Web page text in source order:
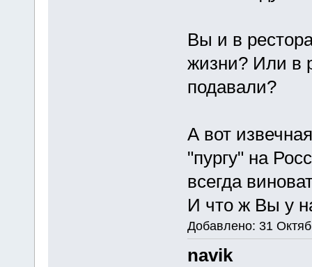
Вы и в
жизни? Или в
подавали?
А вот
"пургу" на
всегда
И что ж Вы у
Добавлено: 31
navik